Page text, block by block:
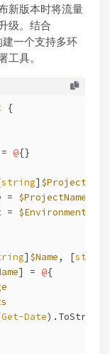
新版本时将流量
级。结合
一个支持多环
工具。
{
= @{}
string] $ProjectName
= $ProjectName
= $Environment
] $Name, [string
] = @{
Get-Date).ToString(